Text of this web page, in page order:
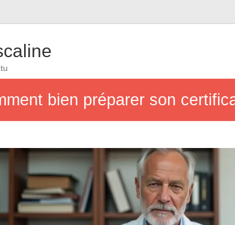
bien préparer son